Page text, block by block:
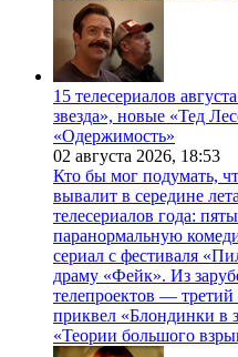
15 телесериалов
звезда», новые «Тед
«Одержимость»
02 августа 2026, 18:53
Кто бы мог подумать,
вывалит в середине
телесериалов года:
паранормальную
сериал с фестиваля
драму «Фейк». Из
телепроектов —
приквел «Блондинки в
«Теории большого